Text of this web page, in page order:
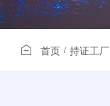
首页 / 持证工厂